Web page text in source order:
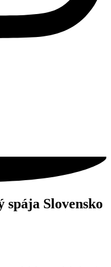
Slovensko